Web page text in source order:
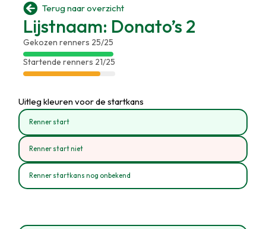
 Terug naar overzicht
Lijstnaam: Donato’s 2
Gekozen renners 25/25
Startende renners 21/25
Uitleg kleuren voor de startkans
Renner start
Renner start niet
Renner startkans nog onbekend